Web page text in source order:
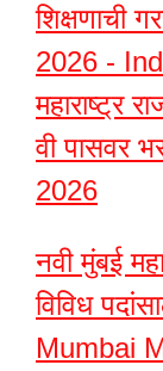
शिक्षणाची
2026 -
महाराष्ट्र
वी पासवर
2026
नवी मुंबई
विविध
Mumbai